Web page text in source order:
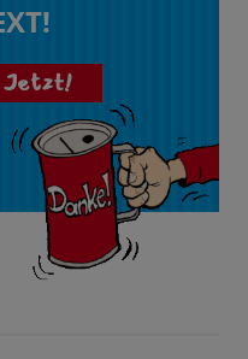
Jetzt!